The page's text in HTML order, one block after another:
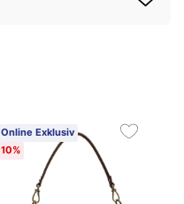
Online Exklusiv
10%